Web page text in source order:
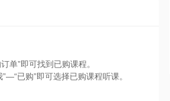
单”即可找到已购课程。
已购”即可选择已购课程听课。